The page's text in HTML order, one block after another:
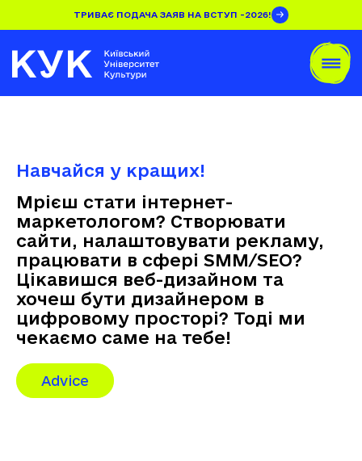
ТРИВАЄ ПОДАЧА ЗАЯВ НА ВСТУП -2026!
Навчайся у кращих!
Мрієш стати інтернет-
маркетологом? Створювати
сайти, налаштовувати рекламу,
працювати в сфері SMM/SEO?
Цікавишся веб-дизайном та
хочеш бути дизайнером в
цифровому просторі? Тоді ми
чекаємо саме на тебе!
Advice